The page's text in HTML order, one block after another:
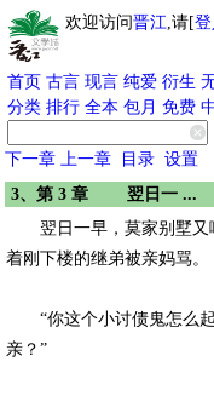
欢迎访问晋江,请[登
首页 古言 现言 纯爱 衍生
分类 排行 全本 包月 免费
下一章 上一章 目录 设置
3、第 3 章 翌日一 ...
翌日一早，莫家别墅又
着刚下楼的继弟被亲妈骂。
“你这个小讨债鬼怎么起
亲？”